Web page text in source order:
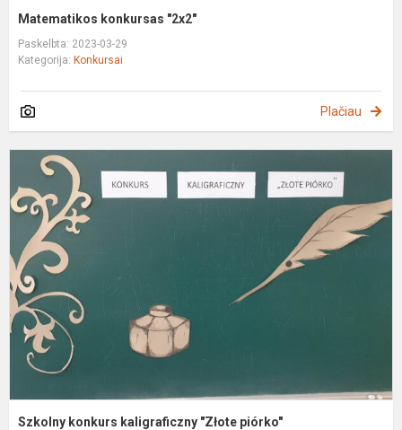
Matematikos konkursas "2x2"
Paskelbta: 2023-03-29
Kategorija: Konkursai
Plačiau
Szkolny konkurs kaligraficzny "Złote piórko"